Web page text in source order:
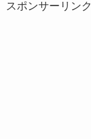
スポンサーリンク